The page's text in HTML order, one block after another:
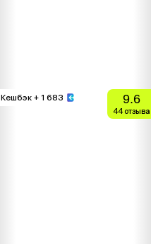
Кешбэк + 1 683 9.6
44 отзыва